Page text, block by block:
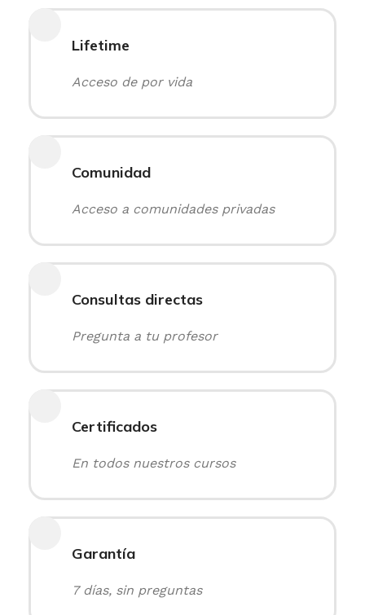
Lifetime
Acceso de por vida
Comunidad
Acceso a comunidades privadas
Consultas directas
Pregunta a tu profesor
Certificados
En todos nuestros cursos
Garantía
7 días, sin preguntas